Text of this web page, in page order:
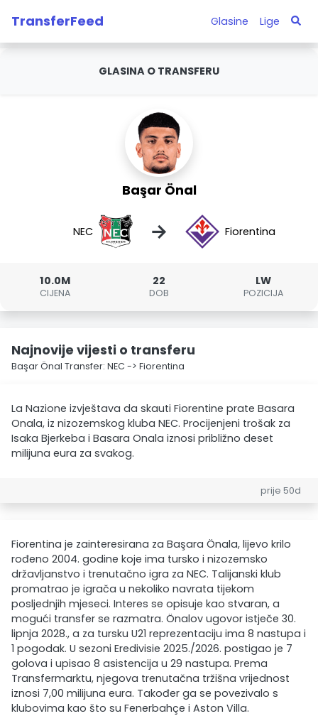
TransferFeed Glasine Lige
GLASINA O TRANSFERU
Başar Önal
NEC → Fiorentina
10.0M
CIJENA
22
DOB
LW
POZICIJA
Najnovije vijesti o transferu
Başar Önal Transfer: NEC -> Fiorentina
La Nazione izvještava da skauti Fiorentine prate Basara
Onala, iz nizozemskog kluba NEC. Procijenjeni trošak za
Isaka Bjerkeba i Basara Onala iznosi približno deset
milijuna eura za svakog.
prije 50d
Fiorentina je zainteresirana za Başara Önala, lijevo krilo
rođeno 2004. godine koje ima tursko i nizozemsko
državljanstvo i trenutačno igra za NEC. Talijanski klub
promatrao je igrača u nekoliko navrata tijekom
posljednjih mjeseci. Interes se opisuje kao stvaran, a
mogući transfer se razmatra. Önalov ugovor istječe 30.
lipnja 2028., a za tursku U21 reprezentaciju ima 8 nastupa i
1 pogodak. U sezoni Eredivisie 2025./2026. postigao je 7
golova i upisao 8 asistencija u 29 nastupa. Prema
Transfermarktu, njegova trenutačna tržišna vrijednost
iznosi 7,00 milijuna eura. Također ga se povezivalo s
klubovima kao što su Fenerbahçe i Aston Villa.